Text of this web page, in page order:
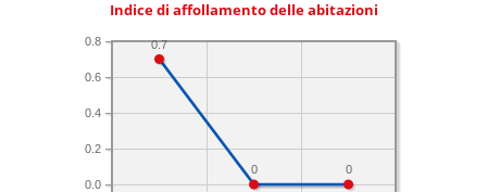
Indice di affollamento delle abitazioni
0.0
0.2
0.4
0.6
0.8
0
0
0.7